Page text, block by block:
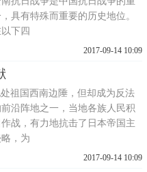
具有特殊而重要的历史地位。
下四
2017-09-14 10:09
祖国西南边陲，但却成为反法
沿阵地之一，当地各族人民积
战，有力地抗击了日本帝国主
，为
2017-09-14 10:09